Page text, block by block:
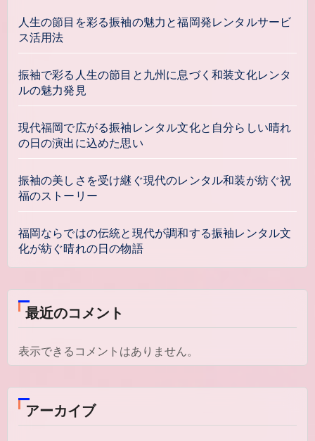
人生の節目を彩る振袖の魅力と福岡発レンタルサービ
ス活用法
振袖で彩る人生の節目と九州に息づく和装文化レンタ
ルの魅力発見
現代福岡で広がる振袖レンタル文化と自分らしい晴れ
の日の演出に込めた思い
振袖の美しさを受け継ぐ現代のレンタル和装が紡ぐ祝
福のストーリー
福岡ならではの伝統と現代が調和する振袖レンタル文
化が紡ぐ晴れの日の物語
最近のコメント
表示できるコメントはありません。
アーカイブ